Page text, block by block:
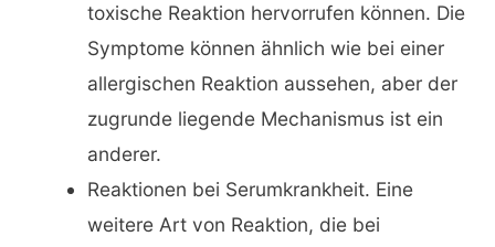
toxische Reaktion hervorrufen können. Die
Symptome können ähnlich wie bei einer
allergischen Reaktion aussehen, aber der
zugrunde liegende Mechanismus ist ein
anderer.
Reaktionen bei Serumkrankheit. Eine
weitere Art von Reaktion, die bei